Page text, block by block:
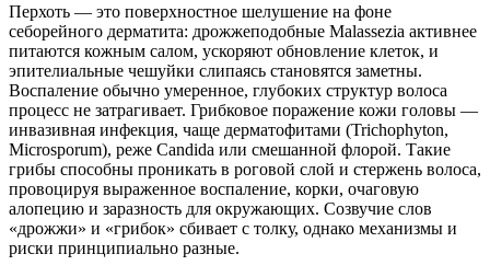
Перхоть — это поверхностное шелушение на фоне
себорейного дерматита: дрожжеподобные Malassezia активнее
питаются кожным салом, ускоряют обновление клеток, и
эпителиальные чешуйки слипаясь становятся заметны.
Воспаление обычно умеренное, глубоких структур волоса
процесс не затрагивает. Грибковое поражение кожи головы —
инвазивная инфекция, чаще дерматофитами (Trichophyton,
Microsporum), реже Candida или смешанной флорой. Такие
грибы способны проникать в роговой слой и стержень волоса,
провоцируя выраженное воспаление, корки, очаговую
алопецию и заразность для окружающих. Созвучие слов
«дрожжи» и «грибок» сбивает с толку, однако механизмы и
риски принципиально разные.